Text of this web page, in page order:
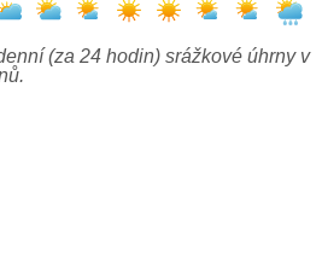
(za 24 hodin) srážkové úhrny v